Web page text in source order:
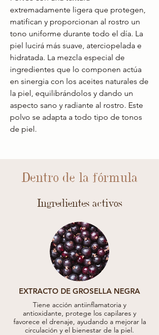
extremadamente ligera que protegen,
matifican y proporcionan al rostro un
tono uniforme durante todo el día. La
piel lucirá más suave, aterciopelada e
hidratada. La mezcla especial de
ingredientes que lo componen actúa
en sinergia con los aceites naturales de
la piel, equilibrándolos y dando un
aspecto sano y radiante al rostro. Este
polvo se adapta a todo tipo de tonos
de piel.
Dentro de la fórmula
Ingredientes activos
EXTRACTO DE GROSELLA NEGRA
Tiene acción antiinflamatoria y
antioxidante, protege los capilares y
favorece el drenaje, ayudando a mejorar la
circulación y el bienestar de la piel.